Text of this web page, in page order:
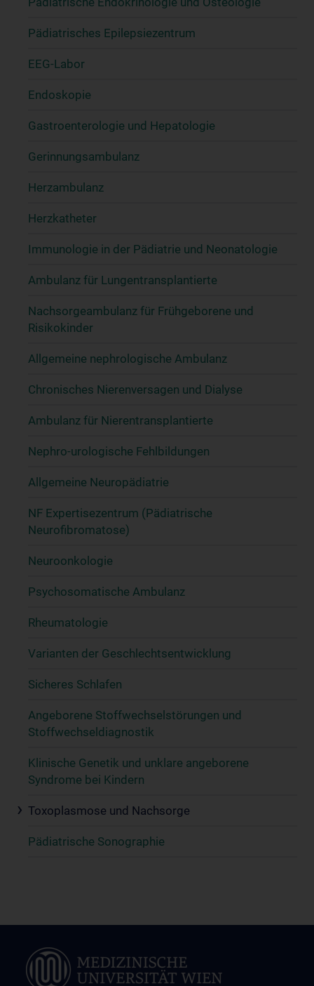
Pädiatrisches Epilepsiezentrum
EEG-Labor
Endoskopie
Gastroenterologie und Hepatologie
Gerinnungsambulanz
Herzambulanz
Herzkatheter
Immunologie in der Pädiatrie und Neonatologie
Ambulanz für Lungentransplantierte
Nachsorgeambulanz für Frühgeborene und
Risikokinder
Allgemeine nephrologische Ambulanz
Chronisches Nierenversagen und Dialyse
Ambulanz für Nierentransplantierte
Nephro-urologische Fehlbildungen
Allgemeine Neuropädiatrie
NF Expertisezentrum (Pädiatrische
Neurofibromatose)
Neuroonkologie
Psychosomatische Ambulanz
Rheumatologie
Varianten der Geschlechtsentwicklung
Sicheres Schlafen
Angeborene Stoffwechselstörungen und
Stoffwechseldiagnostik
Klinische Genetik und unklare angeborene
Syndrome bei Kindern
Toxoplasmose und Nachsorge
Pädiatrische Sonographie